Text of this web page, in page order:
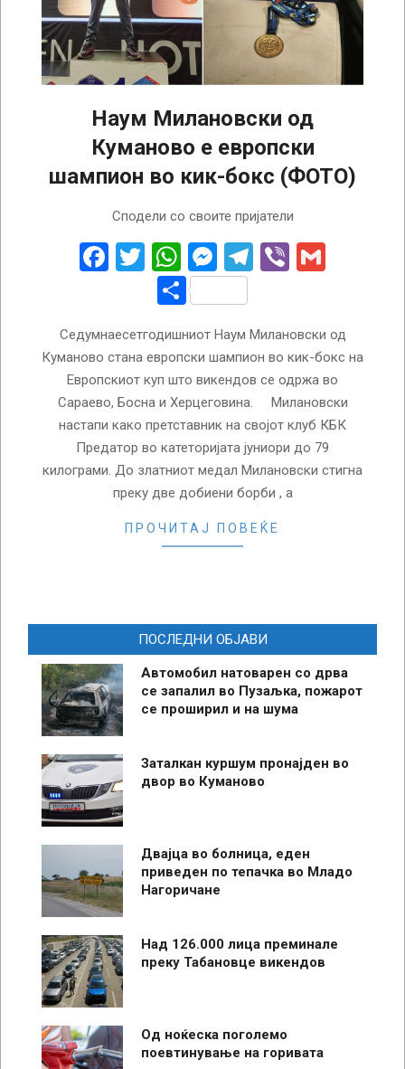
Наум Милановски од
Куманово е европски
шампион во кик-бокс (ФОТО)
Сподели со своите пријатели
Facebook
Twitter
WhatsApp
Messenger
Telegram
Viber
Share
Седумнаесетгодишниот Наум Милановски од
Куманово стана европски шампион во кик-бокс на
Европскиот куп што викендов се одржа во
Сараево, Босна и Херцеговина. Милановски
настапи како претставник на својот клуб КБК
Предатор во катеторијата јуниори до 79
килограми. До златниот медал Милановски стигна
преку две добиени борби , а
ПРОЧИТАЈ ПОВЕЌЕ
ПОСЛЕДНИ ОБЈАВИ
Автомобил натоварен со дрва
се запалил во Пузаљка, пожарот
се проширил и на шума
Заталкан куршум пронајден во
двор во Куманово
Двајца во болница, еден
приведен по тепачка во Младо
Нагоричане
Над 126.000 лица преминале
преку Табановце викендов
Од ноќеска поголемо
поевтинување на горивата